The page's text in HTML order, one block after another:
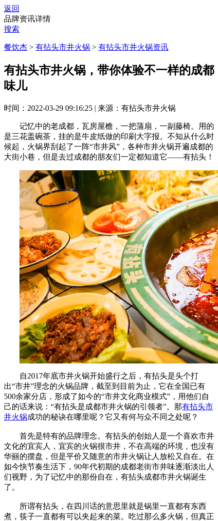
返回
品牌资讯详情
搜索
餐饮杰 > 有拈头市井火锅 > 有拈头市井火锅资讯
有拈头市井火锅，带你体验不一样的成都
味儿
时间：2022-03-29 09:16:25 | 来源：有拈头市井火锅
记忆中的老成都，瓦房屋檐，一把蒲扇，一副藤椅。用的
是三花盖碗茶，挂的是牛皮纸做的印刷大字报。不知从什么时
候起，火锅界刮起了一阵“市井风”，各种市井火锅开遍成都的
大街小巷，但是去过成都的朋友们一定都知道它——有拈头！
自2017年底市井火锅开始盛行之后，有拈头是头个打
出“市井”理念的火锅品牌，截至到目前为止，它在全国已有
500余家分店，形成了如今的“市井文化商业模式”，用他们自
己的话来说：“有拈头是成都市井火锅的引领者”。那有拈头市
井火锅成功的秘诀在哪里呢？它又有何与众不同之处呢？
首先是特有的品牌理念。有拈头的创始人是一个喜欢市井
文化的宜宾人，宜宾的火锅很市井，不在高端的环境，也没有
华丽的摆盘，但是平价又随意的市井火锅让人放松又自在。在
如今快节奏生活下，90年代初期的成都老街市井味逐渐淡出人
们视野，为了记忆中的那份自在，有拈头成都市井火锅诞生
了。
所谓有拈头，在四川话的意思里就是锅里一直都有东西
煮，筷子一直都有可以夹起来的菜。吃过那么多火锅，但真正